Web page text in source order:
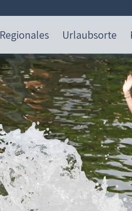
Regionales Urlaubsorte